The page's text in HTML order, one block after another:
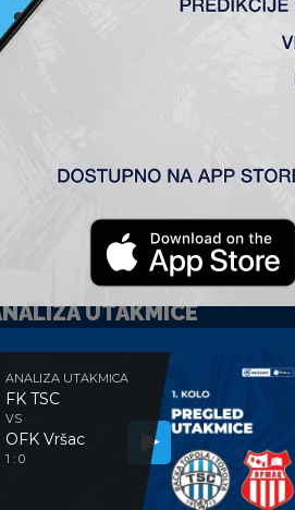
UTAKMICE
ANALIZA UTAKMICA
FK TSC
VS
OFK Vršac
1 : 0